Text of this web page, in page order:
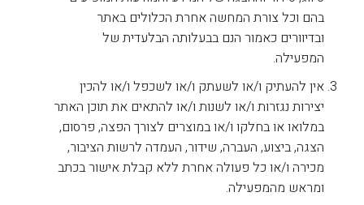
בהם וכל צורת המחשה אחרת הכלולים באתר
ובדיוורים כאמור הנם בבעלותה הבלעדית של
המפעילה.
אין להעתיק ו/או לשעתק ו/או לשכפל ו/או להכין
יצירות נגזרות ו/או לשנות ו/או להתאים את תוכן האתר
במלואו או בחלקו ו/או במוצרים לצורך הפצה, פרסום,
הצגה, ביצוע, העברה, שידור, העמדה לרשות הציבור,
מכירה ו/או כל פעולה אחרת ללא קבלת אישור בכתב
ומראש מהמפעילה.